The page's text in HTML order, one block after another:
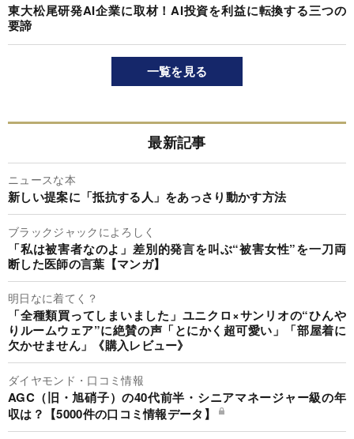
東大松尾研発AI企業に取材！AI投資を利益に転換する三つの
要諦
一覧を見る
最新記事
ニュースな本
新しい提案に「抵抗する人」をあっさり動かす方法
ブラックジャックによろしく
「私は被害者なのよ」差別的発言を叫ぶ“被害女性”を一刀両
断した医師の言葉【マンガ】
明日なに着てく？
「全種類買ってしまいました」ユニクロ×サンリオの“ひんや
りルームウェア”に絶賛の声「とにかく超可愛い」「部屋着に
欠かせません」《購入レビュー》
ダイヤモンド・口コミ情報
AGC（旧・旭硝子）の40代前半・シニアマネージャー級の年
収は？【5000件の口コミ情報データ】